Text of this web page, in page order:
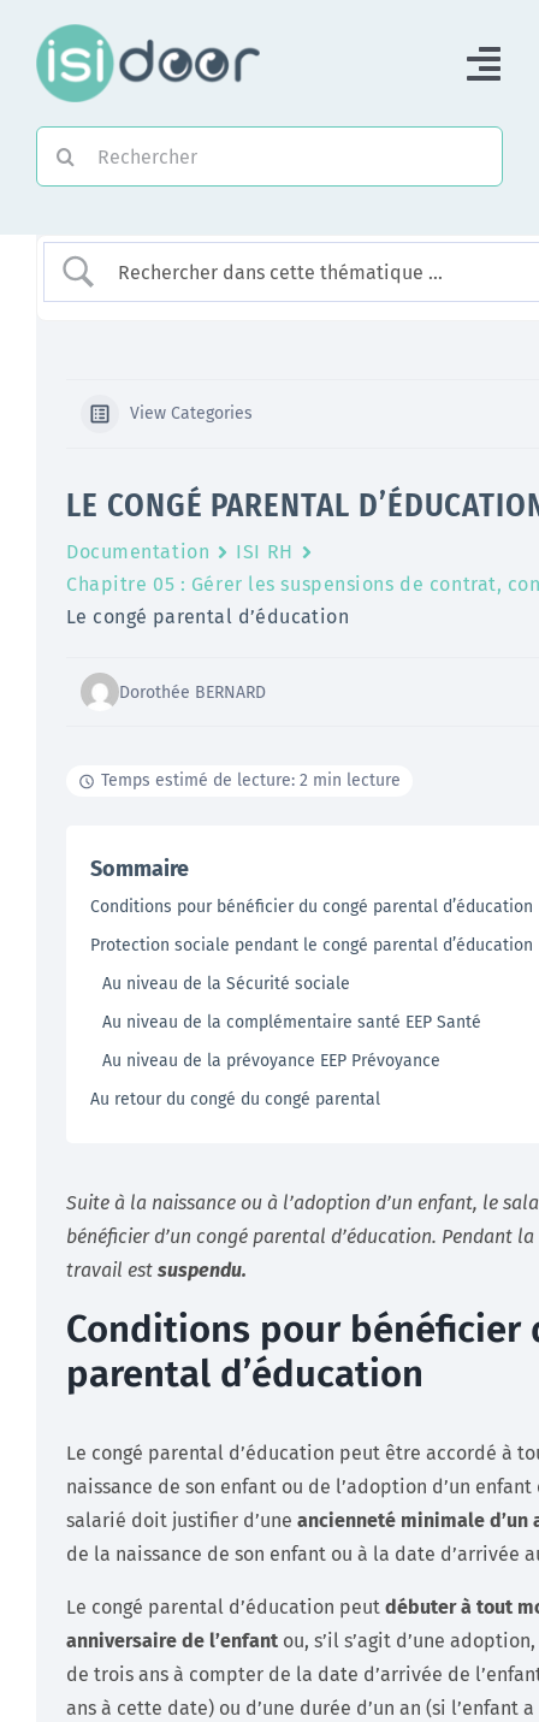
contenu
Piloter un réseau
View Categories
LE CONGÉ PARENTAL
Documentation
ISI RH
Chapitre 05 : Gérer les suspensions de contrat,
Le congé parental d’éducation
Dorothée BERNARD
Temps estimé de lecture: 2 min lecture
Sommaire
Conditions pour bénéficier du congé parental d’éducation
Protection sociale pendant le congé parental d’éducation
Au niveau de la Sécurité sociale
Au niveau de la complémentaire santé EEP Santé
Au niveau de la prévoyance EEP Prévoyance
Au retour du congé du congé parental
Suite à la naissance ou à l’adoption d’un enfant, le
bénéficier d’un congé parental d’éducation. Pendant
travail est suspendu.
Conditions pour bénéficier
parental d’éducation
Le congé parental d’éducation peut être accordé à
naissance de son enfant ou de l’adoption d’un
salarié doit justifier d’une ancienneté minimale d’un
de la naissance de son enfant ou à la date d’arrivée
Le congé parental d’éducation peut débuter à tout
anniversaire de l’enfant ou, s’il s’agit d’une
de trois ans à compter de la date d’arrivée de
ans à cette date) ou d’une durée d’un an (si l’enfant